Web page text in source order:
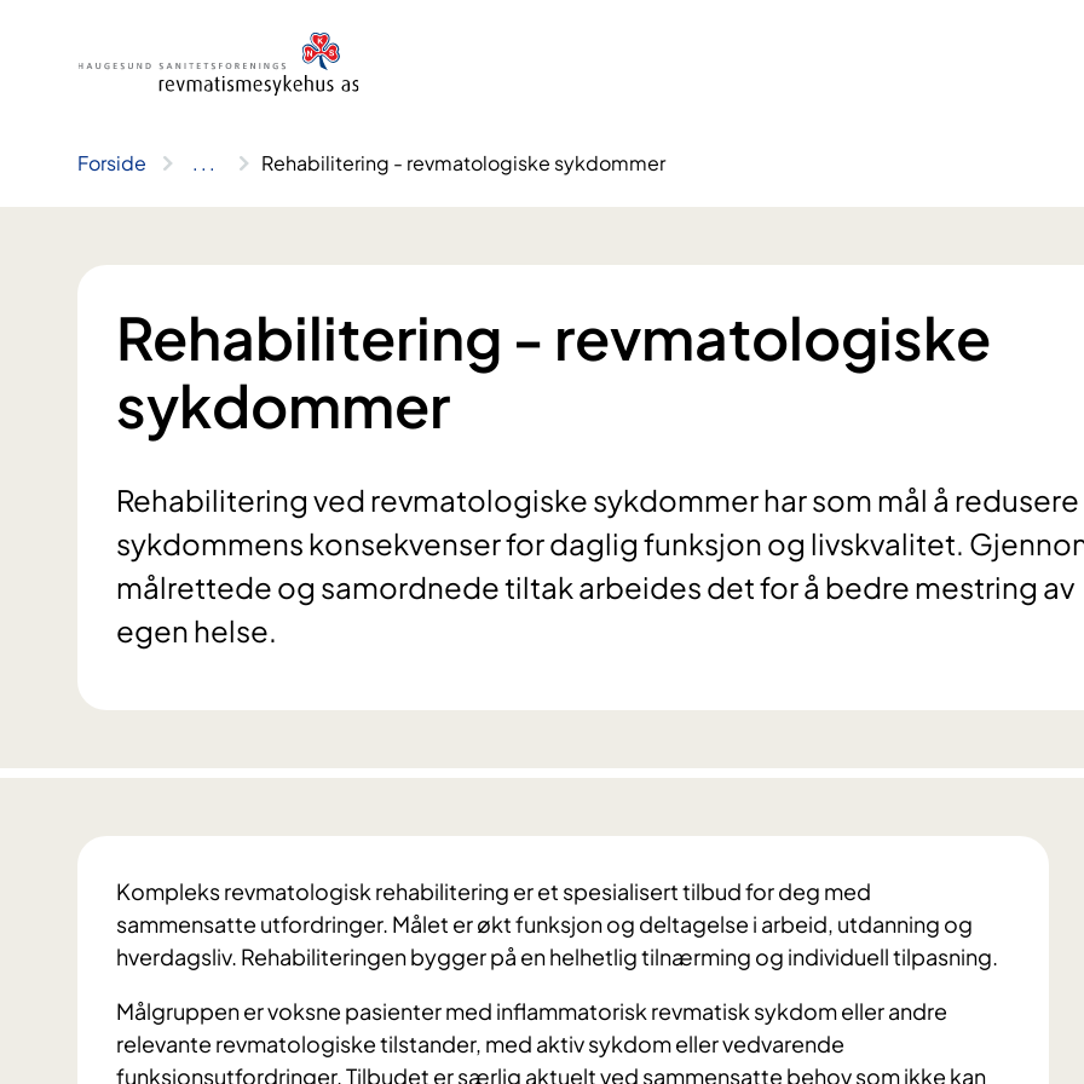
Forside .. . Rehabilitering - revmatologiske sykdommer
Rehabilitering - revmatologiske
sykdommer
Rehabilitering ved revmatologiske sykdommer har som mål å redusere
sykdommens konsekvenser for daglig funksjon og livskvalitet.
målrettede og samordnede tiltak arbeides det for å bedre mestring av
egen helse.
Kompleks revmatologisk rehabilitering er et spesialisert tilbud for deg med
sammensatte utfordringer. Målet er økt funksjon og deltagelse i arbeid, utdanning og
hverdagsliv. Rehabiliteringen bygger på en helhetlig tilnærming og individuell tilpasning.
Målgruppen er voksne pasienter med inflammatorisk revmatisk sykdom eller andre
relevante revmatologiske tilstander, med aktiv sykdom eller vedvarende
funksjonsutfordringer. Tilbudet er særlig aktuelt ved sammensatte behov som ikke kan